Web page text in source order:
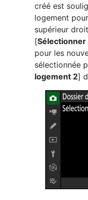
créé est
logement
supérieur
[
pour les
sélectionnée
logement 2]